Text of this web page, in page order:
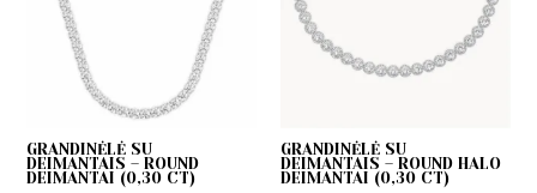
GRANDINĖLĖ SU
DEIMANTAIS – ROUND
DEIMANTAI (0,30 CT)
GRANDINĖLĖ SU
DEIMANTAIS – ROUND HALO
DEIMANTAI (0,30 CT)